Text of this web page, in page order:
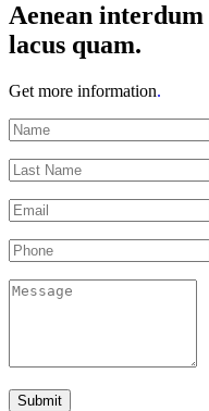
Aenean interdum
lacus quam.
Get more information.
Submit